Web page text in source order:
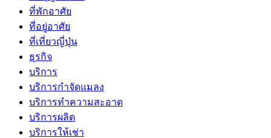
ที่พักอาศัย
ที่อยู่อาศัย
ที่เที่ยวญี่ปุ่น
ธุรกิจ
บริการ
บริการกำจัดแมลง
บริการทำความสะอาด
บริการผลิต
บริการให้เช่า